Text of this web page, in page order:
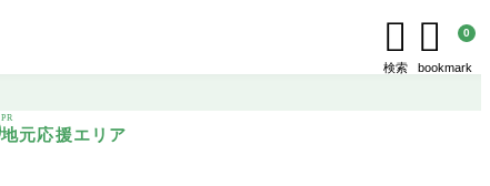

検索
 0
bookmark
PR
地元応援エリア